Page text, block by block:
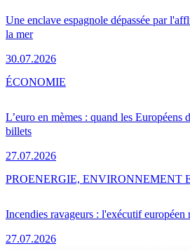
Une enclave espagnole dépassée par
la mer
30.07.2026
L’euro en mèmes : quand les Européens
billets
27.07.2026
ÉCONOMIE
Incendies ravageurs : l'exécutif européen
27.07.2026
PROENERGIE, ENVIRONNEMENT